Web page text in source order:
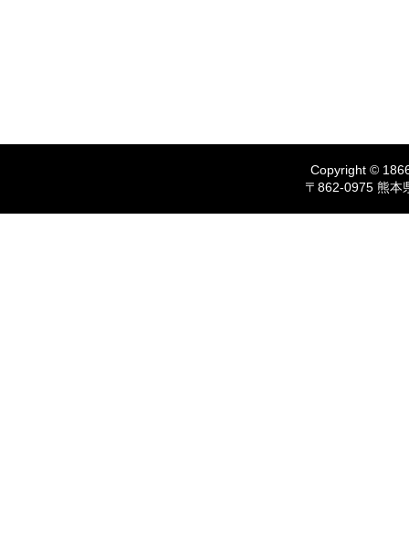
Copyright ©
〒862-0975 熊本